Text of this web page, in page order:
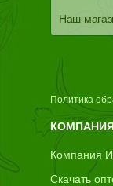
Наш
Политика
Компания
Скачать